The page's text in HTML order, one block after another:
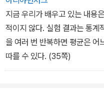
지금 우리가 배우고 있는 내용
적이지 않다. 실험 결과는 통계
을 여러 번 반복하면 평균은 어
따를 수 있다. (35쪽)